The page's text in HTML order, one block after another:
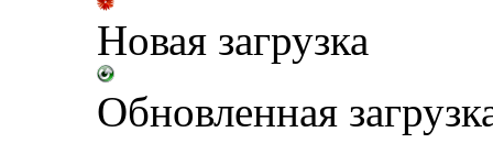
Новая загрузка
Обновленная